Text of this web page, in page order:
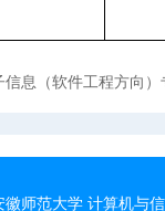
信息（软件工程方向
徽师范大学 计算机与